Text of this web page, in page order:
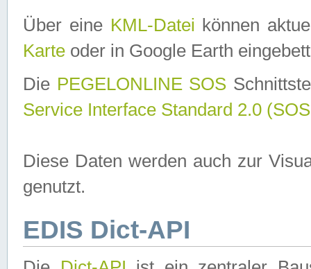
Über eine KML-Datei können
Karte oder in Google Earth
Die PEGELONLINE SOS
Service Interface Standard 2.0
Diese Daten werden auch zur
genutzt.
EDIS Dict-API